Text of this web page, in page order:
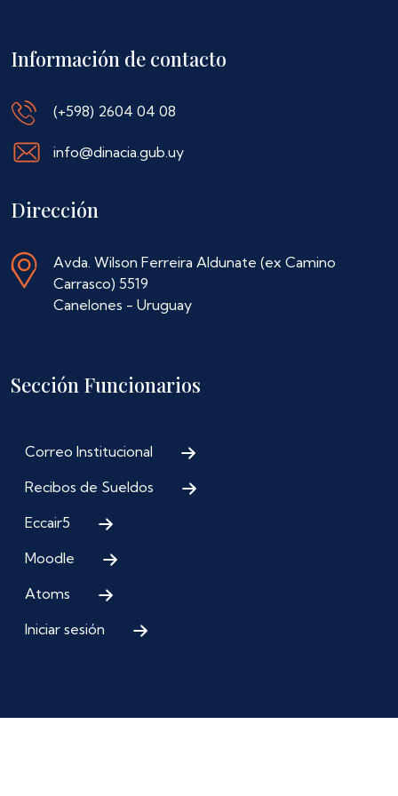
Información de contacto
(+598) 2604 04 08
info@dinacia.gub.uy
Dirección
Avda. Wilson Ferreira Aldunate (ex Camino
Carrasco) 5519
Canelones - Uruguay
Sección Funcionarios
Correo Institucional
Recibos de Sueldos
Eccair5
Moodle
Atoms
Iniciar sesión